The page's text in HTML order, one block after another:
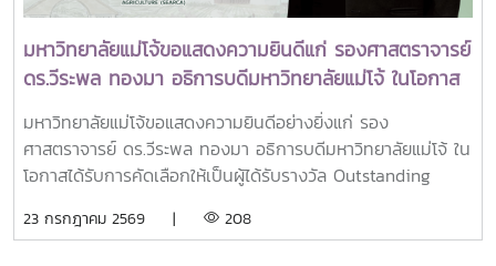
มหาวิทยาลัยแม่โจ้ขอแสดงความยินดีแก่ รองศาสตราจารย์
ดร.วีระพล ทองมา อธิการบดีมหาวิทยาลัยแม่โจ้ ในโอกาส
ได้รับรางวัล Outstanding SEARCA Scholarship
Alumni (OSSA) Awards 2026
มหาวิทยาลัยแม่โจ้ขอแสดงความยินดีอย่างยิ่งแก่ รอง
ศาสตราจารย์ ดร.วีระพล ทองมา อธิการบดีมหาวิทยาลัยแม่โจ้ ใน
โอกาสได้รับการคัดเลือกให้เป็นผู้ได้รับรางวัล Outstanding
ศูนย์ภูมิภาคเอเชียตะวันออกเฉียงใต้ว่าด้วยบัณฑิตศึกษาและการ
23 กรกฎาคม 2569 | 208